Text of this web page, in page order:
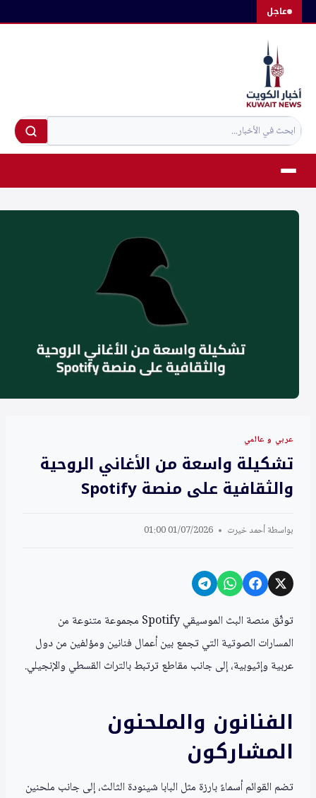
عاجلالتجاوز
عربي و عالمي
تشكيلة واسعة من الأغاني الروحية
والثقافية على منصة Spotify
بواسطةأحمد خيرت 01/07/2026 01:00
توثّق منصة البث الموسيقي Spotify مجموعة متنوعة من
المسارات الصوتية التي تجمع بين أعمال فنانين ومؤلفين من دول
عربية وإثيوبية، إلى جانب مقاطع ترتبط بالتراث القسطي والإنجيلي.
الفنانون والملحنون
المشاركون
تضم القوائم أسماءً بارزة مثل البابا شينودة الثالث، إلى جانب ملحنين